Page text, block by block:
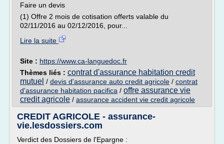
Faire un devis
(1) Offre 2 mois de cotisation offerts valable du
02/11/2016 au 02/12/2016, pour...
Lire la suite
Site : https://www.ca-languedoc.fr
Thèmes liés : contrat d'assurance habitation credit
mutuel / devis d'assurance auto credit agricole / contrat
d'assurance habitation pacifica / offre assurance vie
credit agricole / assurance accident vie credit agricole
CREDIT AGRICOLE - assurance-
vie.lesdossiers.com
Verdict des Dossiers de l'Epargne :